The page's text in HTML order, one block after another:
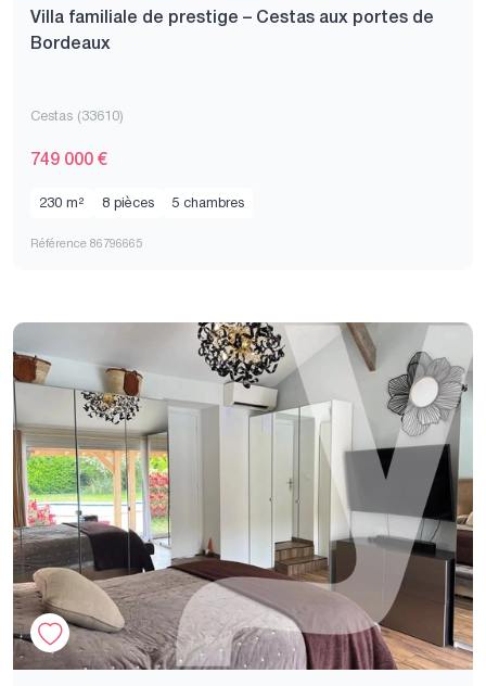
Villa familiale de prestige – Cestas aux portes de
Bordeaux
Cestas (33610)
749 000 €
230 m² 8 pièces 5 chambres
Référence 86796665